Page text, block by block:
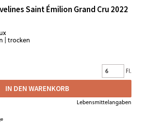
Saint Émilion Grand Cru 2022
| trocken
Fl.
IN DEN WARENKORB
Lebensmittelangaben